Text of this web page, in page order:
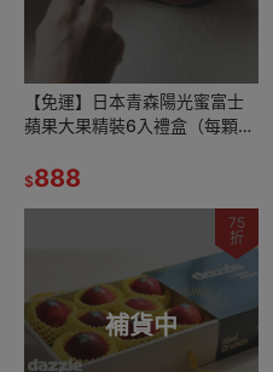
【免運】日本青森陽光蜜富士
蘋果大果精裝6入禮盒（每顆
$888
補貨中
75
折